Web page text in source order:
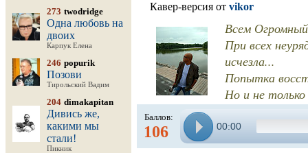
273 twodridge
Одна любовь на
двоих
Карпук Елена
246 popurik
Позови
Тирольский Вадим
204 dimakapitan
Дивись же,
какими мы
стали!
Пикник
Кавер-версия от vikor
Всем
При всех
исчезла...
Попытка
Но и не
Баллов:
106 00:00